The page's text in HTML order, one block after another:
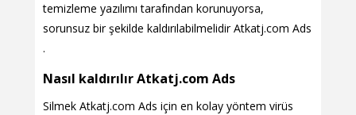
temizleme yazılımı tarafından korunuyorsa,
sorunsuz bir şekilde kaldırılabilmelidir Atkatj.com Ads
.
Nasıl kaldırılır Atkatj.com Ads
Silmek Atkatj.com Ads için en kolay yöntem virüs